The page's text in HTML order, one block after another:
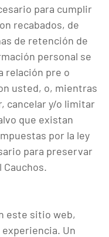
para cumplir
recabados, de
de retención de
personal se
relación pre o
usted, o, mientras
cancelar y/o limitar
que existan
por la ley
para preservar
este sitio web,
Un